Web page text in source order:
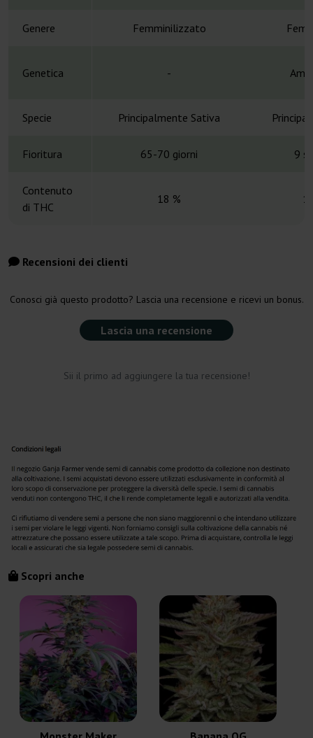
Genere Femminilizzato
Genetica -
Specie Principalmente Sativa
Fioritura 65-70 giorni 9
Contenuto
di THC
18 %
Recensioni dei clienti
Conosci già questo prodotto? Lascia una recensione e ricevi un bonus.
Lascia una recensione
Sii il primo ad aggiungere la tua recensione!
Scopri anche